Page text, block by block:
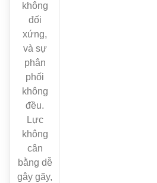
không
đối
xứng,
và sự
phân
phối
không
đều.
Lực
không
cân
bằng dễ
gây gãy,